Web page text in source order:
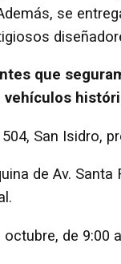
se
que
San Isidro,
de Av.
octubre, de 9:00